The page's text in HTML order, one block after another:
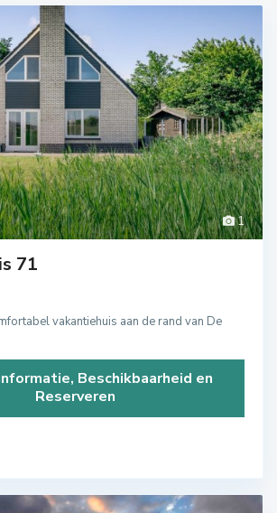
1
71
vakantiehuis aan de rand van De
Beschikbaarheid en
Reserveren